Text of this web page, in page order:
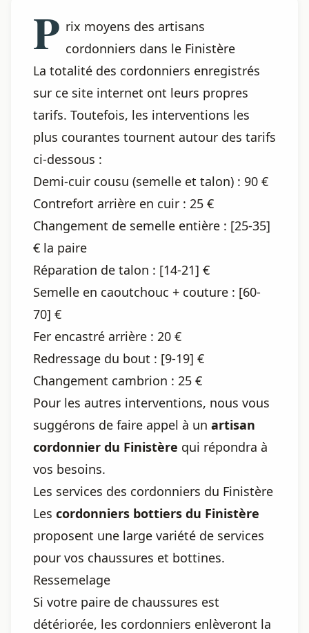
P rix moyens des artisans
cordonniers dans le Finistère
La totalité des cordonniers enregistrés
sur ce site internet ont leurs propres
tarifs. Toutefois, les interventions les
plus courantes tournent autour des tarifs
ci-dessous :
Demi-cuir cousu (semelle et talon) : 90 €
Contrefort arrière en cuir : 25 €
Changement de semelle entière : [25-35]
€ la paire
Réparation de talon : [14-21] €
Semelle en caoutchouc + couture : [60-
70] €
Fer encastré arrière : 20 €
Redressage du bout : [9-19] €
Changement cambrion : 25 €
Pour les autres interventions, nous vous
suggérons de faire appel à un artisan
cordonnier du Finistère qui répondra à
vos besoins.
Les services des cordonniers du Finistère
Les cordonniers bottiers du Finistère
proposent une large variété de services
pour vos chaussures et bottines.
Ressemelage
Si votre paire de chaussures est
détériorée, les cordonniers enlèveront la